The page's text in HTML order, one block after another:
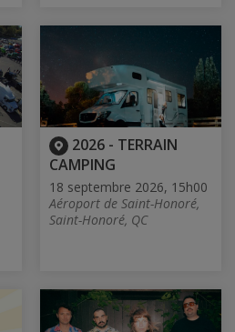
2026 - TERRAIN
CAMPING
18 septembre 2026, 15h00
Aéroport de Saint-Honoré,
Saint-Honoré, QC